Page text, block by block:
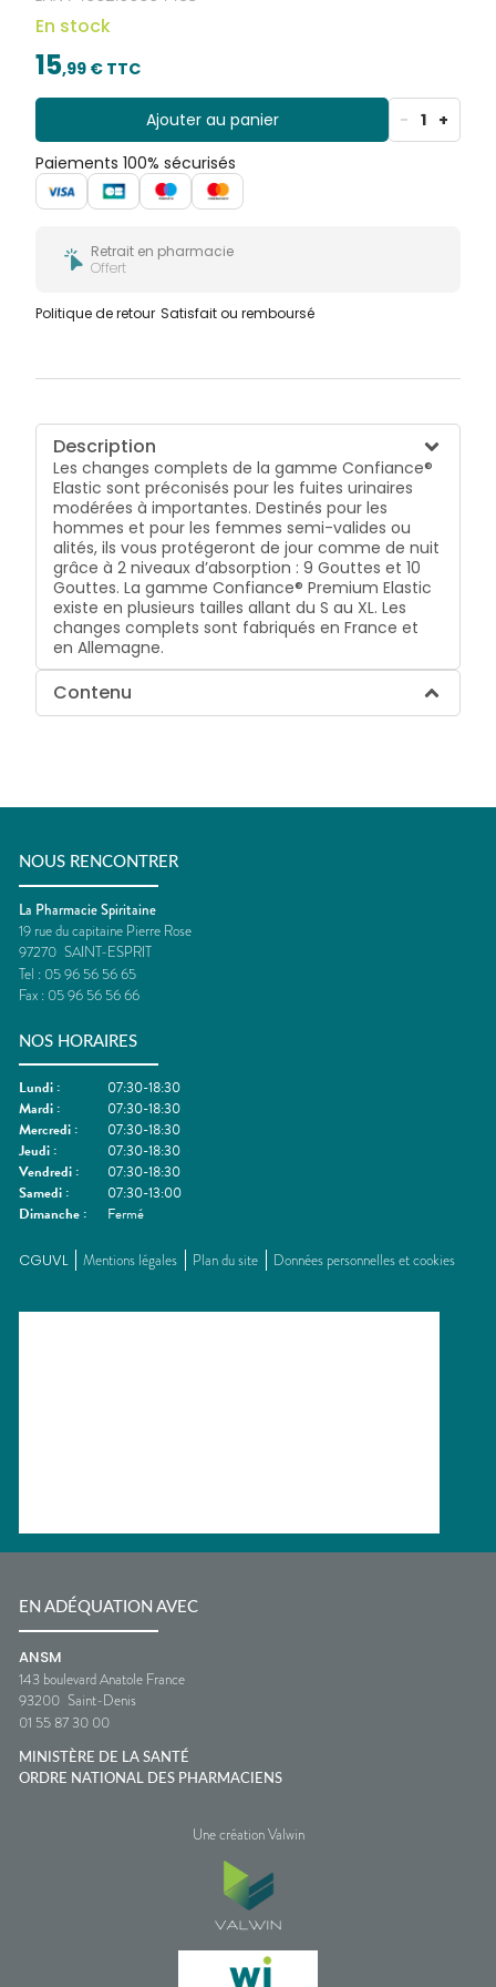
gamme Confiance® Premium Elastic existe en
plusieurs tailles allant du S au XL. Les changes
complets sont fabriqués en France et en Allemagne.
En stock
15,99 € TTC
Ajouter au panier - 1 +
Paiements 100% sécurisés
Retrait en pharmacie
Offert
Politique de retour Satisfait ou remboursé
Description
Les changes complets de la gamme Confiance®
Elastic sont préconisés pour les fuites urinaires
modérées à importantes. Destinés pour les
hommes et pour les femmes semi-valides ou
alités, ils vous protégeront de jour comme de nuit
grâce à 2 niveaux d’absorption : 9 Gouttes et 10
Gouttes. La gamme Confiance® Premium Elastic
existe en plusieurs tailles allant du S au XL. Les
changes complets sont fabriqués en France et
en Allemagne.
Contenu
NOUS RENCONTRER
La Pharmacie Spiritaine
19 rue du capitaine Pierre Rose
97270 SAINT-ESPRIT
Tel : 05 96 56 56 65
Fax : 05 96 56 56 66
NOS HORAIRES
Lundi :
07:30-18:30
Mardi :
07:30-18:30
Mercredi :
07:30-18:30
Jeudi :
07:30-18:30
Vendredi :
07:30-18:30
Samedi :
07:30-13:00
Dimanche : Fermé
CGUVL Mentions légales Plan du site Données personnelles et cookies
EN ADÉQUATION AVEC
ANSM
143 boulevard Anatole France
93200 Saint-Denis
01 55 87 30 00
MINISTÈRE DE LA SANTÉ
ORDRE NATIONAL DES PHARMACIENS
Une création Valwin